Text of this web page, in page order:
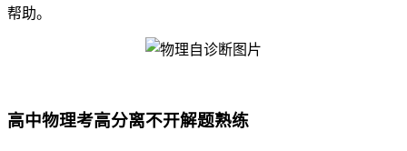
帮助。
高中物理考高分离不开解题熟练